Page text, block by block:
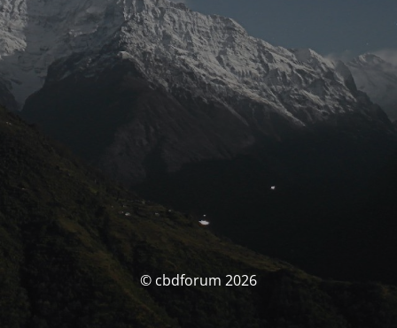
© cbdforum 2026